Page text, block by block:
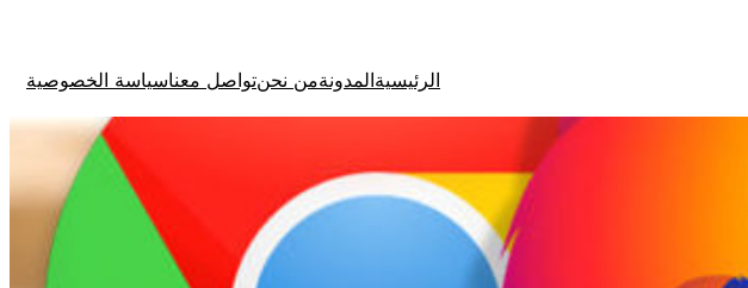
الرئيسية المدونةمن نحنتواصل معناسياسة الخصوصية